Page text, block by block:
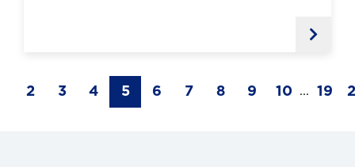
2 3 4 5 6 7 8 9 10 ... 19